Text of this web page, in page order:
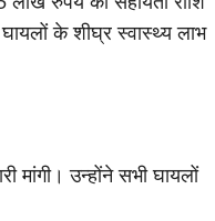
के शीघ्र स्वास्थ्य लाभ
मांगी। उन्होंने सभी घायलों